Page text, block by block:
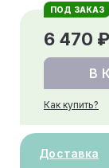
ПОД ЗАКАЗ
6 470 ₽
В
Как купить?
Доставка